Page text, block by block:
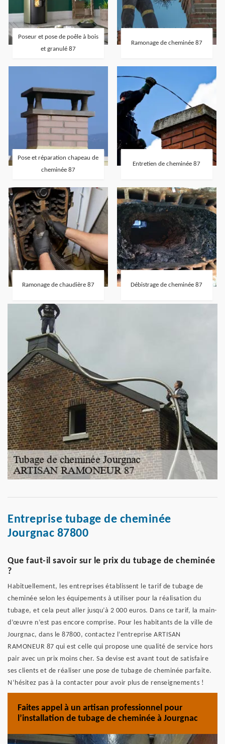
Poseur et pose de poêle à bois
et granulé 87
Ramonage de cheminée 87
Pose et réparation chapeau de
cheminée 87
Entretien de cheminée 87
Ramonage de chaudière 87 Débistrage de cheminée 87
Entreprise tubage de cheminée
Jourgnac 87800
Que faut-il savoir sur le prix du tubage de cheminée
?
Habituellement, les entreprises établissent le tarif de tubage de
cheminée selon les équipements à utiliser pour la réalisation du
tubage, et cela peut aller jusqu’à 2 000 euros. Dans ce tarif, la main-
d’œuvre n’est pas encore comprise. Pour les habitants de la ville de
Jourgnac, dans le 87800, contactez l’entreprise ARTISAN
RAMONEUR 87 qui est celle qui propose une qualité de service hors
pair avec un prix moins cher. Sa devise est avant tout de satisfaire
ses clients et de réaliser une pose de tubage de cheminée parfaite.
N’hésitez pas à la contacter pour avoir plus de renseignements !
Faites appel à un artisan professionnel pour
l’installation de tubage de cheminée à Jourgnac